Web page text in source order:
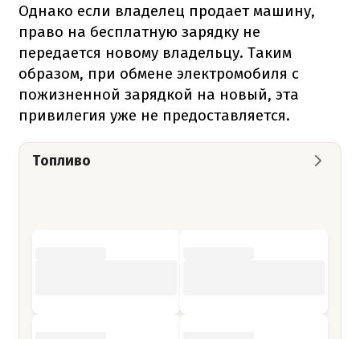
Однако если владелец продает машину,
право на бесплатную зарядку не
передается новому владельцу. Таким
образом, при обмене электромобиля с
пожизненной зарядкой на новый, эта
привилегия уже не предоставляется.
Топливо